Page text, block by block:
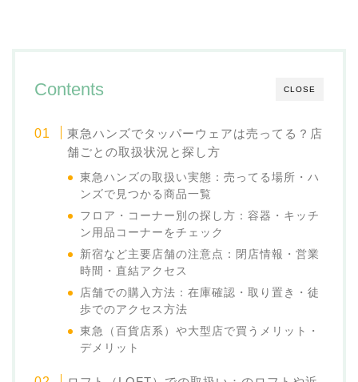
CLOSE
Contents
東急ハンズでタッパーウェアは売ってる？店
舗ごとの取扱状況と探し方
東急ハンズの取扱い実態：売ってる場所・ハ
ンズで見つかる商品一覧
フロア・コーナー別の探し方：容器・キッチ
ン用品コーナーをチェック
新宿など主要店舗の注意点：閉店情報・営業
時間・直結アクセス
店舗での購入方法：在庫確認・取り置き・徒
歩でのアクセス方法
東急（百貨店系）や大型店で買うメリット・
デメリット